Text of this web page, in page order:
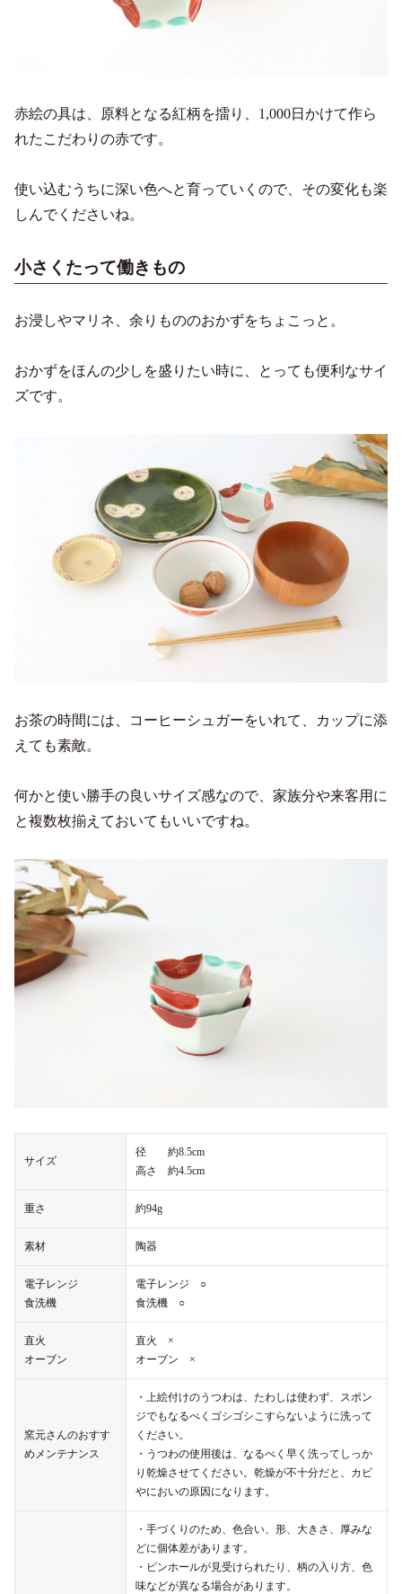
赤絵の具は、原料となる紅柄を擂り、1,000日かけて作ら
れたこだわりの赤です。
使い込むうちに深い色へと育っていくので、その変化も楽
しんでくださいね。
小さくたって働きもの
お浸しやマリネ、余りもののおかずをちょこっと。
おかずをほんの少しを盛りたい時に、とっても便利なサイ
ズです。
お茶の時間には、コーヒーシュガーをいれて、カップに添
えても素敵。
何かと使い勝手の良いサイズ感なので、家族分や来客用に
と複数枚揃えておいてもいいですね。
サイズ
径 約8.5cm
高さ 約4.5cm
重さ 約94g
素材 陶器
電子レンジ
食洗機
電子レンジ ○
食洗機 ○
直火
オーブン
直火 ×
オーブン ×
窯元さんのおすす
めメンテナンス
・上絵付けのうつわは、たわしは使わず、スポン
ジでもなるべくゴシゴシこすらないように洗って
ください。
・うつわの使用後は、なるべく早く洗ってしっか
り乾燥させてください。乾燥が不十分だと、カビ
やにおいの原因になります。
・手づくりのため、色合い、形、大きさ、厚みな
どに個体差があります。
・ピンホールが見受けられたり、柄の入り方、色
味などが異なる場合があります。